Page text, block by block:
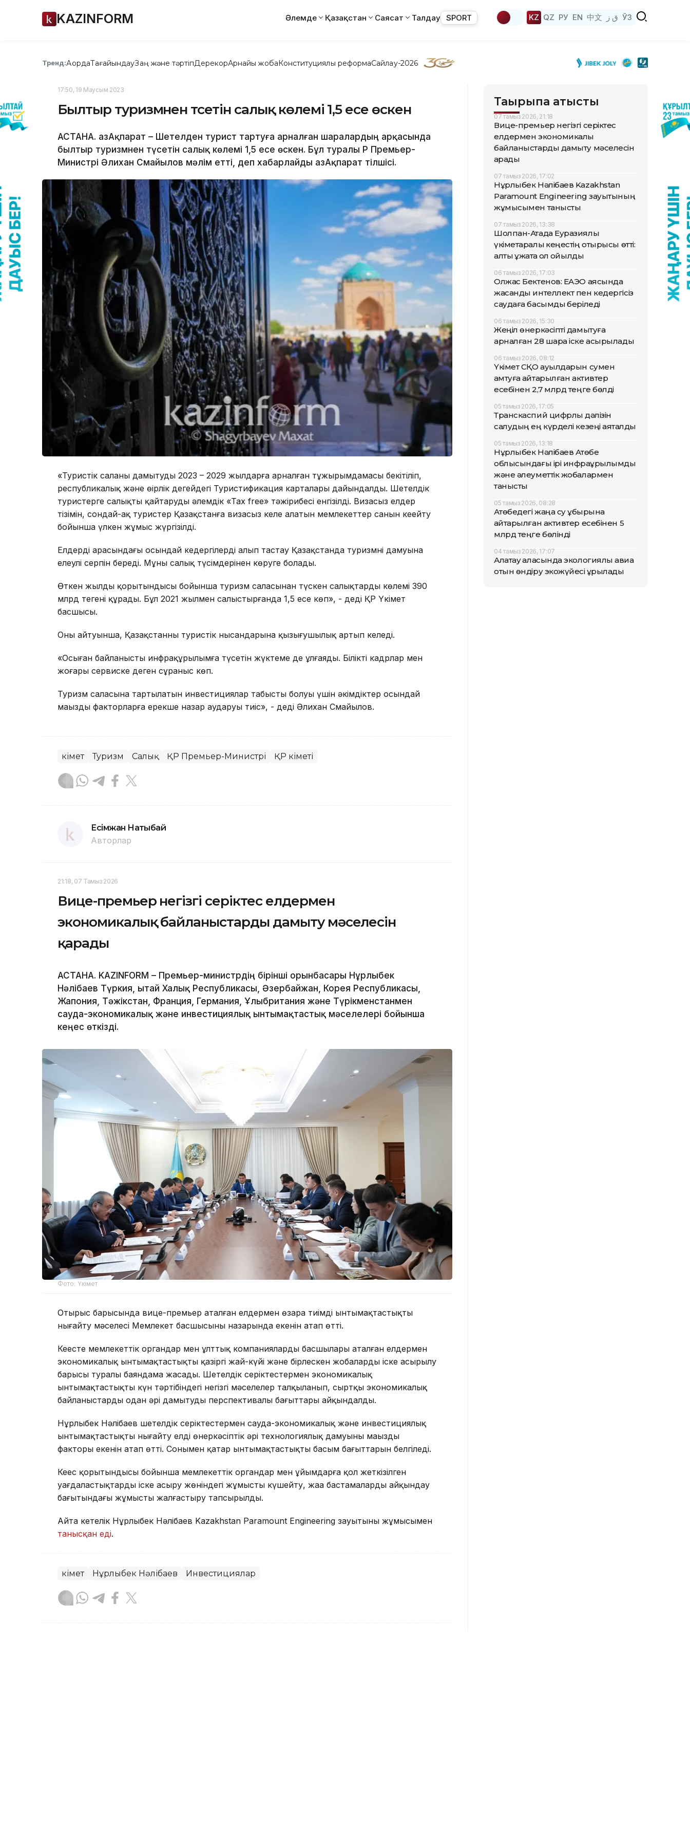
KAZINFORM Әлемде Қазақстан Саясат Талдау SPORT KZ QZ РУ EN 中文 ق ز ЎЗ
Тренд:АқордаТағайындауЗаң және тәртіпДерекқорАрнайы жобаКонституциялық реформаСайлау-2026
17:50, 19 Маусым 2023
Былтыр туризмнен түсетін салық көлемі 1,5 есе өскен
АСТАНА. ҚазАқпарат – Шетелден турист тартуға арналған шаралардың арқасында
былтыр туризмнен түсетін салық көлемі 1,5 есе өскен. Бұл туралы ҚР Премьер-
Министрі Әлихан Смайылов мәлім етті, деп хабарлайды ҚазАқпарат тілшісі.
«Туристік саланы дамытудың 2023 – 2029 жылдарға арналған тұжырымдамасы бекітіліп,
республикалық және өңірлік деңгейдегі Туристификация карталары дайындалды. Шетелдік
туристерге салықты қайтарудың әлемдік «Tax free» тәжірибесі енгізілді. Визасыз елдер
тізімін, сондай-ақ туристер Қазақстанға визасыз келе алатын мемлекеттер санын кеңейту
бойынша үлкен жұмыс жүргізілді.
Елдердің арасындағы осындай кедергілерді алып тастау Қазақстанда туризмнің дамуына
елеулі серпін береді. Мұны салық түсімдерінен көруге болады.
Өткен жылдың қорытындысы бойынша туризм саласынан түскен салықтардың көлемі 390
млрд теңгені құрады. Бұл 2021 жылмен салыстырғанда 1,5 есе көп», - деді ҚР Үкімет
басшысы.
Оның айтуынша, Қазақстанның туристік нысандарына қызығушылық артып келеді.
«Осыған байланысты инфрақұрылымға түсетін жүктеме де ұлғаяды. Білікті кадрлар мен
жоғары сервиске деген сұраныс көп.
Туризм саласына тартылатын инвестициялар табысты болуы үшін әкімдіктер осындай
маңызды факторларға ерекше назар аударуы тиіс», - деді Әлихан Смайылов.
Үкімет Туризм Салық ҚР Премьер-Министрі ҚР Үкіметі
Есімжан Нақтыбай
Авторлар
21:18, 07 Тамыз 2026
Вице-премьер негізгі серіктес елдермен
экономикалық байланыстарды дамыту мәселесін
қарады
АСТАНА. KAZINFORM – Премьер-министрдің бірінші орынбасары Нұрлыбек
Нәлібаев Түркия, Қытай Халық Республикасы, Әзербайжан, Корея Республикасы,
Жапония, Тәжікстан, Франция, Германия, Ұлыбритания және Түрікменстанмен
сауда-экономикалық және инвестициялық ынтымақтастық мәселелері бойынша
кеңес өткізді.
Фото: Үкімет
Отырыс барысында вице-премьер аталған елдермен өзара тиімді ынтымақтастықты
нығайту мәселесі Мемлекет басшысының назарында екенін атап өтті.
Кеңесте мемлекеттік органдар мен ұлттық компаниялардың басшылары аталған елдермен
экономикалық ынтымақтастықтың қазіргі жай-күйі және бірлескен жобалардың іске асырылу
барысы туралы баяндама жасады. Шетелдік серіктестермен экономикалық
ынтымақтастықтың күн тәртібіндегі негізгі мәселелер талқыланып, сыртқы экономикалық
байланыстарды одан әрі дамытудың перспективалы бағыттары айқындалды.
Нұрлыбек Нәлібаев шетелдік серіктестермен сауда-экономикалық және инвестициялық
ынтымақтастықты нығайту елдің өнеркәсіптік әрі технологиялық дамуының маңызды
факторы екенін атап өтті. Сонымен қатар ынтымақтастықтың басым бағыттарын белгіледі.
Кеңес қорытындысы бойынша мемлекеттік органдар мен ұйымдарға қол жеткізілген
уағдаластықтарды іске асыру жөніндегі жұмысты күшейту, жаңа бастамаларды айқындау
бағытындағы жұмысты жалғастыру тапсырылды.
Айта кетелік Нұрлыбек Нәлібаев Kazakhstan Paramount Engineering зауытының жұмысымен
танысқан еді.
Үкімет Нұрлыбек Нәлібаев Инвестициялар
Тақырыпқа қатысты
07 тамыз 2026, 21:18
Вице-премьер негізгі серіктес
елдермен экономикалық
байланыстарды дамыту мәселесін
қарады
07 тамыз 2026, 17:02
Нұрлыбек Нәлібаев Kazakhstan
Paramount Engineering зауытының
жұмысымен танысты
07 тамыз 2026, 13:38
Шолпан-Атада Еуразиялық
үкіметаралық кеңестің отырысы өтті:
алты құжатқа қол қойылды
06 тамыз 2026, 17:03
Олжас Бектенов: ЕАЭО аясында
жасанды интеллект пен кедергісіз
саудаға басымдық беріледі
06 тамыз 2026, 15:30
Жеңіл өнеркәсіпті дамытуға
арналған 28 шара іске асырылады
06 тамыз 2026, 08:12
Үкімет СҚО ауылдарын сумен
қамтуға қайтарылған активтер
есебінен 2,7 млрд теңге бөлді
05 тамыз 2026, 17:05
Транскаспий цифрлық дәлізін
салудың ең күрделі кезеңі аяқталды
05 тамыз 2026, 13:18
Нұрлыбек Нәлібаев Ақтөбе
облысындағы ірі инфрақұрылымдық
және әлеуметтік жобалармен
танысты
05 тамыз 2026, 08:28
Ақтөбедегі жаңа су құбырына
қайтарылған активтер есебінен 5
млрд теңге бөлінді
04 тамыз 2026, 17:07
Алатау қаласында экологиялық авиа
отын өндіру экожүйесі құрылады